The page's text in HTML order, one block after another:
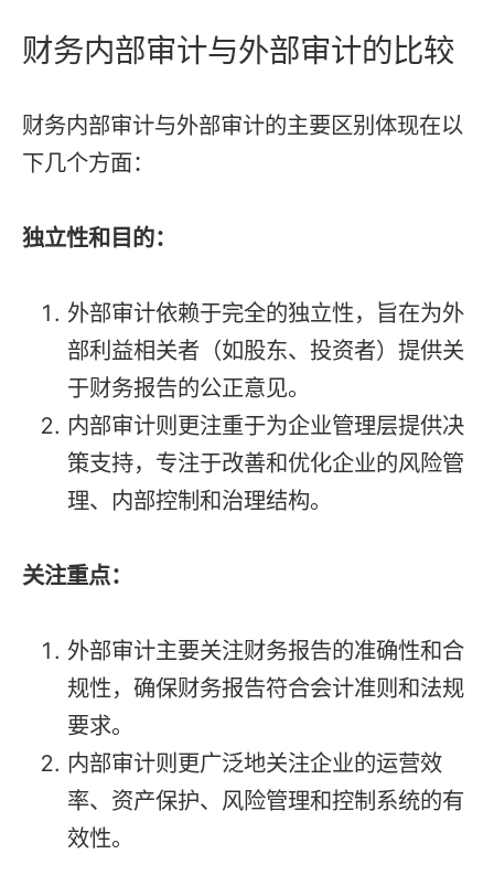
财务内部审计与外部审计的比较
财务内部审计与外部审计的主要区别体现在以
下几个方面：
独立性和目的：
外部审计依赖于完全的独立性，旨在为外
部利益相关者（如股东、投资者）提供关
于财务报告的公正意见。
内部审计则更注重于为企业管理层提供决
策支持，专注于改善和优化企业的风险管
理、内部控制和治理结构。
关注重点：
外部审计主要关注财务报告的准确性和合
规性，确保财务报告符合会计准则和法规
要求。
内部审计则更广泛地关注企业的运营效
率、资产保护、风险管理和控制系统的有
效性。